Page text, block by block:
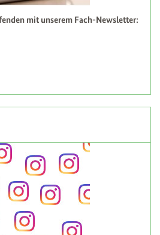
mit unserem Fach-Newsletter: